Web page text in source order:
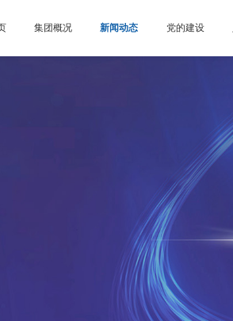
集团概况 新闻动态 党的建设